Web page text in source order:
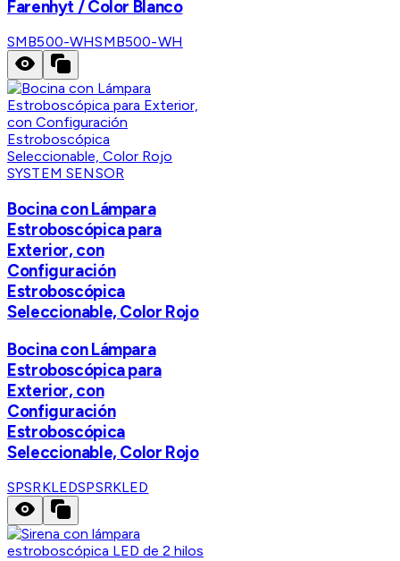
Farenhyt / Color Blanco
SMB500-WHSMB500-WH
SYSTEM SENSOR
Bocina con Lámpara
Estroboscópica para
Exterior, con
Configuración
Estroboscópica
Seleccionable, Color Rojo
Bocina con Lámpara
Estroboscópica para
Exterior, con
Configuración
Estroboscópica
Seleccionable, Color Rojo
SPSRKLEDSPSRKLED